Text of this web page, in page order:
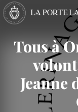
Tous à
Jeanne